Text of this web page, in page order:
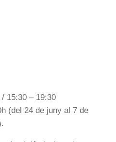
15:30 – 19:30
(del 24 de juny al 7 de